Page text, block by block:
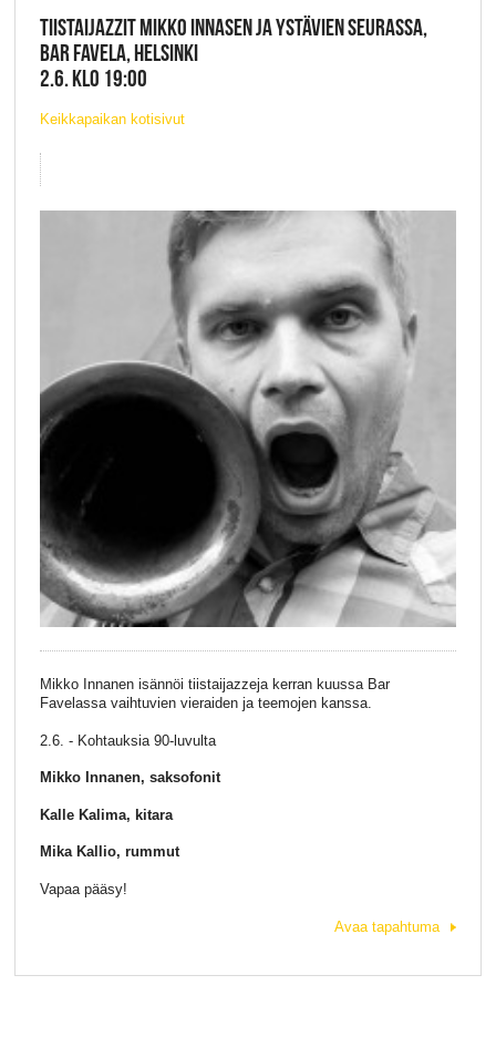
TIISTAIJAZZIT MIKKO INNASEN JA YSTÄVIEN SEURASSA,
BAR FAVELA, HELSINKI
2.6. KLO 19:00
Keikkapaikan kotisivut
Mikko Innanen isännöi tiistaijazzeja kerran kuussa Bar
Favelassa vaihtuvien vieraiden ja teemojen kanssa.
2.6. - Kohtauksia 90-luvulta
Mikko Innanen, saksofonit
Kalle Kalima, kitara
Mika Kallio, rummut
Vapaa pääsy!
Avaa tapahtuma